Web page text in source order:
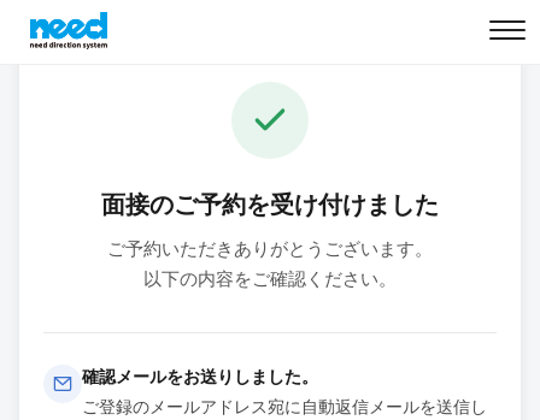
面接のご予約を受け付けました
ご予約いただきありがとうございます。
以下の内容をご確認ください。
確認メールをお送りしました。
ご登録のメールアドレス宛に自動返信メールを送信し